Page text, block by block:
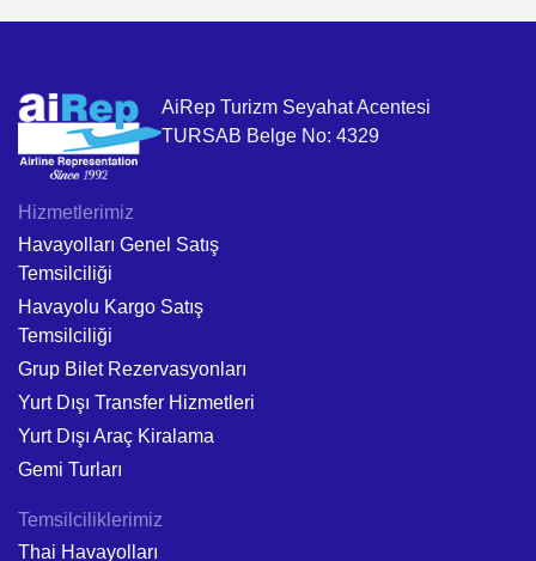
AiRep Turizm Seyahat Acentesi
TURSAB Belge No: 4329
Hizmetlerimiz
Havayolları Genel Satış
Temsilciliği
Havayolu Kargo Satış
Temsilciliği
Grup Bilet Rezervasyonları
Yurt Dışı Transfer Hizmetleri
Yurt Dışı Araç Kiralama
Gemi Turları
Temsilciliklerimiz
Thai Havayolları